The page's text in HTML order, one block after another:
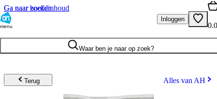
Ga naar hoofdinhoud
Ga naar zoeken
menu
Inloggen
Waar ben je naar op zoek?
Terug Alles van AH